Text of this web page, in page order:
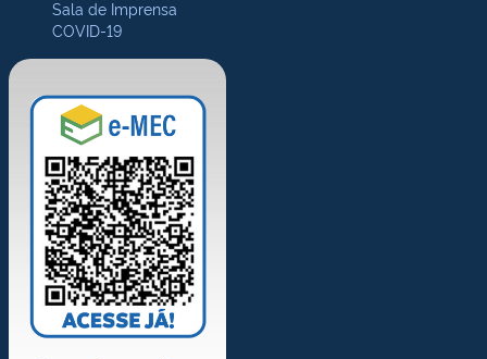
Sala de Imprensa
COVID-19